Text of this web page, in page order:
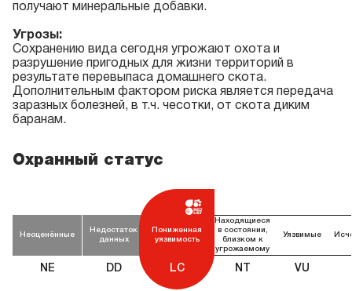
получают минеральные добавки.
Угрозы:
Сохранению вида сегодня угрожают охота и
разрушение пригодных для жизни территорий в
результате перевыпаса домашнего скота.
Дополнительным фактором риска является передача
заразных болезней, в т.ч. чесотки, от скота диким
баранам.
Охранный статус
Неоценённые
NE
Недостаток
данных
DD
Пониженная
уязвимость
LC
Находящиеся
в состоянии,
близком к
угрожаемому
NT
Уязвимые
VU